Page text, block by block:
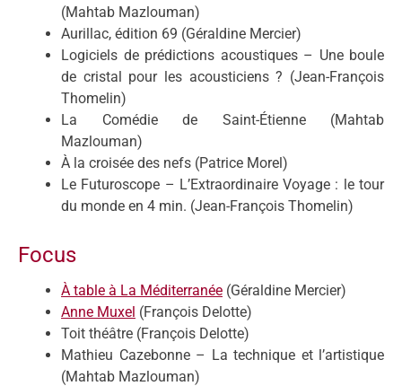
(Mahtab Mazlouman)
Aurillac, édition 69 (Géraldine Mercier)
Logiciels de prédictions acoustiques – Une boule
de cristal pour les acousticiens ? (Jean-François
Thomelin)
La Comédie de Saint-Étienne (Mahtab
Mazlouman)
À la croisée des nefs (Patrice Morel)
Le Futuroscope – L’Extraordinaire Voyage : le tour
du monde en 4 min. (Jean-François Thomelin)
Focus
À table à La Méditerranée (Géraldine Mercier)
Anne Muxel (François Delotte)
Toit théâtre (François Delotte)
Mathieu Cazebonne – La technique et l’artistique
(Mahtab Mazlouman)